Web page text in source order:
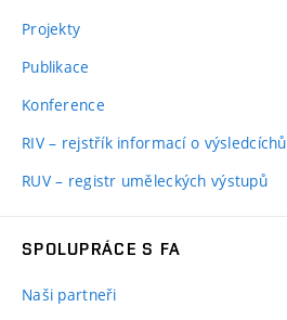
Projekty
Publikace
Konference
RIV – rejstřík informací o výsledcíchů
RUV – registr uměleckých výstupů
SPOLUPRÁCE S FA
Naši partneři